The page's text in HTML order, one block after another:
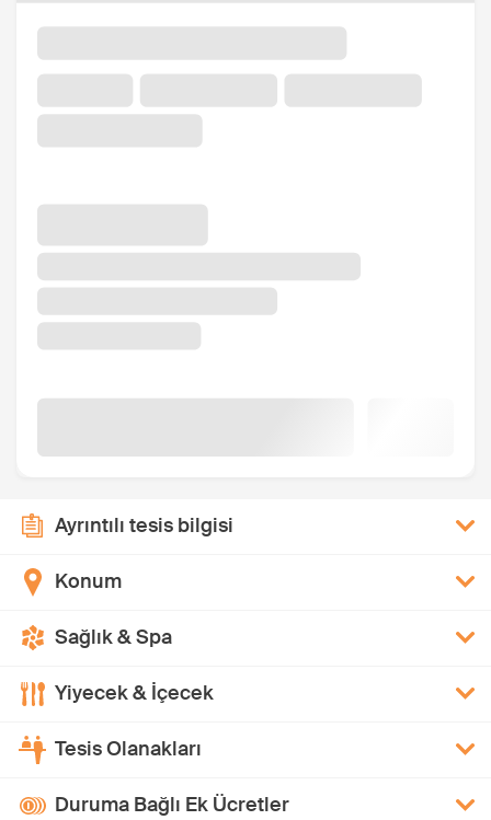
Ayrıntılı tesis bilgisi
Konum
Sağlık & Spa
Yiyecek & İçecek
Tesis Olanakları
Duruma Bağlı Ek Ücretler